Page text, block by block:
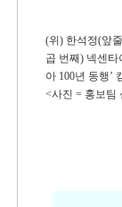
(위) 한석정(앞
곱 번째) 넥센타
아 100년 동행’
<사진 = 홍보팀